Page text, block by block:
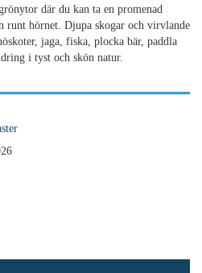
där du kan ta en promenad
runt hörnet. Djupa skogar och virvlande
jaga, fiska, plocka bär, paddla
i tyst och skön natur.